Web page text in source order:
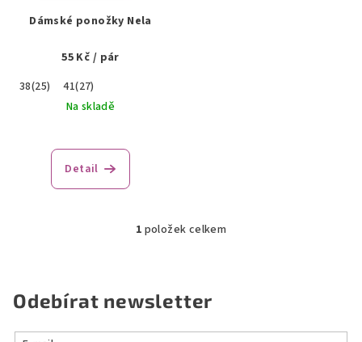
Dámské ponožky Nela
55 Kč / pár
38(25)
41(27)
Na skladě
Detail
O
á
d
a
1 položek celkem
Odebírat newsletter